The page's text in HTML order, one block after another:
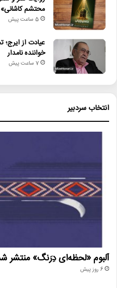
محتشم کاشانی»
5 ساعت پیش
عیادت از
خواننده نامدار
7 ساعت پیش
انتخاب سردبیر
آلبوم «لحظه‌ای دِرَنگ» منتشر
6 روز پیش